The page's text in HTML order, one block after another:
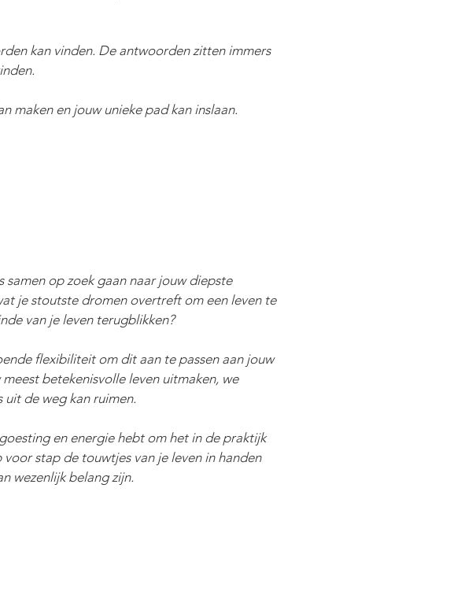
kan vinden. De antwoorden zitten immers
maken en jouw unieke pad kan inslaan.
samen op zoek gaan naar jouw diepste
je stoutste dromen overtreft om een leven te
van je leven terugblikken?
flexibiliteit om dit aan te passen aan jouw
betekenisvolle leven uitmaken, we
de weg kan ruimen.
en energie hebt om het in de praktijk
stap de touwtjes van je leven in handen
wezenlijk belang zijn.